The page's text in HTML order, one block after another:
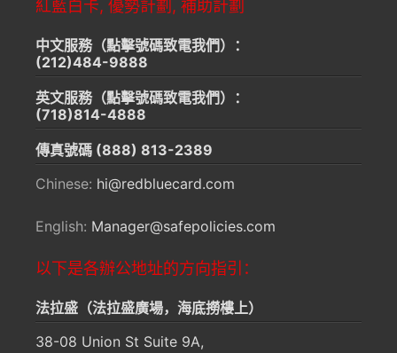
紅藍白卡, 優勢計劃, 補助計劃
中文服務（點擊號碼致電我們）：
(212)484-9888
英文服務（點擊號碼致電我們）：
(718)814-4888
傳真號碼 (888) 813-2389
Chinese: hi@redbluecard.com
English: Manager@safepolicies.com
以下是各辦公地址的方向指引：
法拉盛（法拉盛廣場，海底撈樓上）
38-08 Union St Suite 9A,